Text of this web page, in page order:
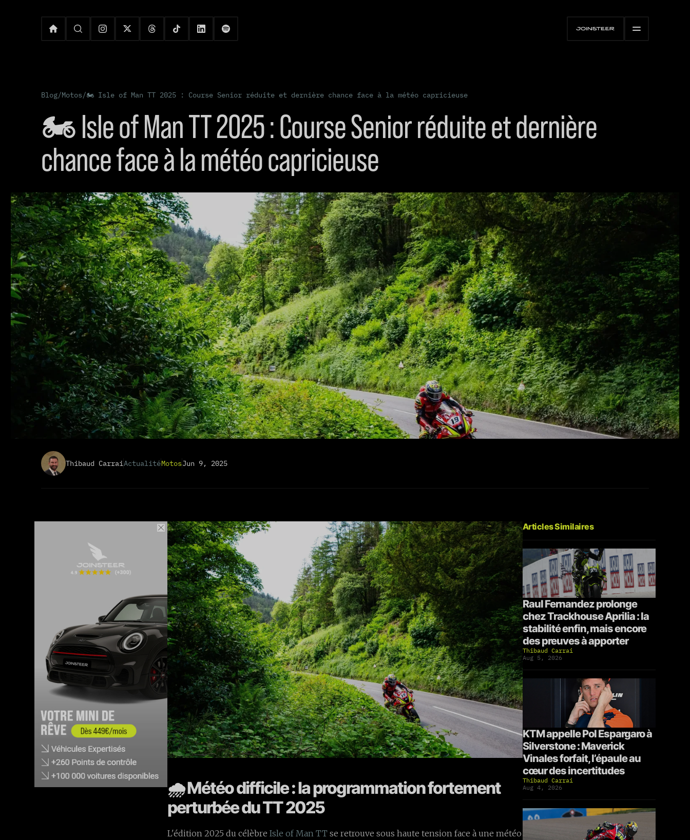
Blog/Motos/🏍️ Isle of Man TT 2025 : Course Senior réduite et dernière chance face à la météo capricieuse
🏍️ Isle of Man TT 2025 : Course Senior réduite et dernière
chance face à la météo capricieuse
Thibaud Carrai ActualitéMotosJun 9, 2025
🌧️ Météo difficile : la programmation fortement
perturbée du TT 2025
L'édition 2025 du célèbreIsle of Man TT se retrouve sous haute tension face à une météo
Articles Similaires
Raul Fernandez prolonge
chez Trackhouse Aprilia : la
stabilité enfin, mais encore
des preuves à apporter
Thibaud Carrai
Aug 5, 2026
KTM appelle Pol Espargaro à
Silverstone : Maverick
Vinales forfait, l’épaule au
cœur des incertitudes
Thibaud Carrai
Aug 4, 2026